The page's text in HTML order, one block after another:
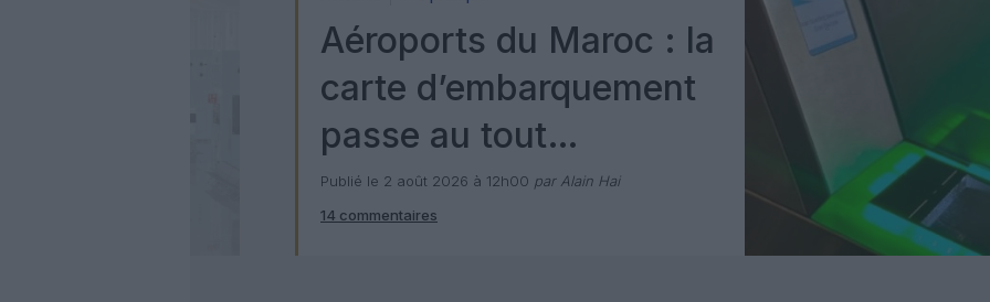
Aéroports du Maroc : la
carte d’embarquement
passe au tout
numérique avec Pax
Check
Publié le 2 août 2026 à 12h00 par Alain Hai
14 commentaires